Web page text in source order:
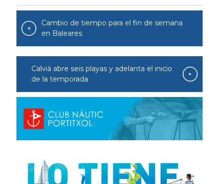
Cambio de tiempo para el fin de semana
en Baleares
Calvià abre seis playas y adelanta el inicio
de la temporada